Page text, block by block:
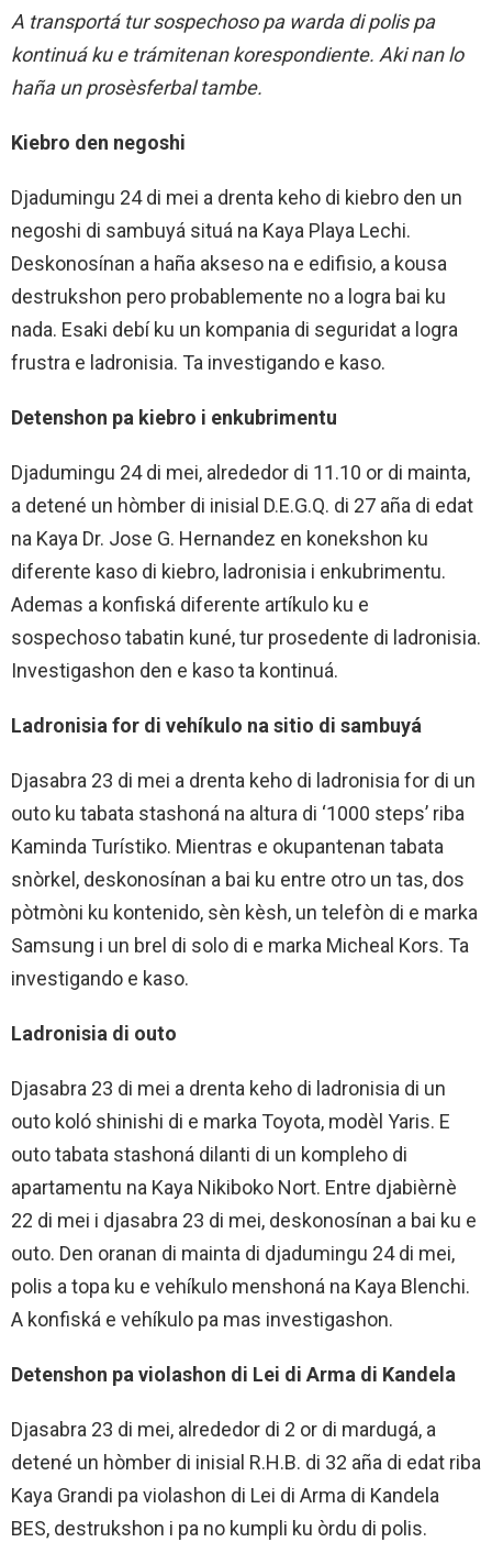
A transportá tur sospechoso pa warda di polis pa
kontinuá ku e trámitenan korespondiente. Aki nan lo
haña un prosèsferbal tambe.
Kiebro den negoshi
Djadumingu 24 di mei a drenta keho di kiebro den un
negoshi di sambuyá situá na Kaya Playa Lechi.
Deskonosínan a haña akseso na e edifisio, a kousa
destrukshon pero probablemente no a logra bai ku
nada. Esaki debí ku un kompania di seguridat a logra
frustra e ladronisia. Ta investigando e kaso.
Detenshon pa kiebro i enkubrimentu
Djadumingu 24 di mei, alrededor di 11.10 or di mainta,
a detené un hòmber di inisial D.E.G.Q. di 27 aña di edat
na Kaya Dr. Jose G. Hernandez en konekshon ku
diferente kaso di kiebro, ladronisia i enkubrimentu.
Ademas a konfiská diferente artíkulo ku e
sospechoso tabatin kuné, tur prosedente di ladronisia.
Investigashon den e kaso ta kontinuá.
Ladronisia for di vehíkulo na sitio di sambuyá
Djasabra 23 di mei a drenta keho di ladronisia for di un
outo ku tabata stashoná na altura di ‘1000 steps’ riba
Kaminda Turístiko. Mientras e okupantenan tabata
snòrkel, deskonosínan a bai ku entre otro un tas, dos
pòtmòni ku kontenido, sèn kèsh, un telefòn di e marka
Samsung i un brel di solo di e marka Micheal Kors. Ta
investigando e kaso.
Ladronisia di outo
Djasabra 23 di mei a drenta keho di ladronisia di un
outo koló shinishi di e marka Toyota, modèl Yaris. E
outo tabata stashoná dilanti di un kompleho di
apartamentu na Kaya Nikiboko Nort. Entre djabièrnè
22 di mei i djasabra 23 di mei, deskonosínan a bai ku e
outo. Den oranan di mainta di djadumingu 24 di mei,
polis a topa ku e vehíkulo menshoná na Kaya Blenchi.
A konfiská e vehíkulo pa mas investigashon.
Detenshon pa violashon di Lei di Arma di Kandela
Djasabra 23 di mei, alrededor di 2 or di mardugá, a
detené un hòmber di inisial R.H.B. di 32 aña di edat riba
Kaya Grandi pa violashon di Lei di Arma di Kandela
BES, destrukshon i pa no kumpli ku òrdu di polis.